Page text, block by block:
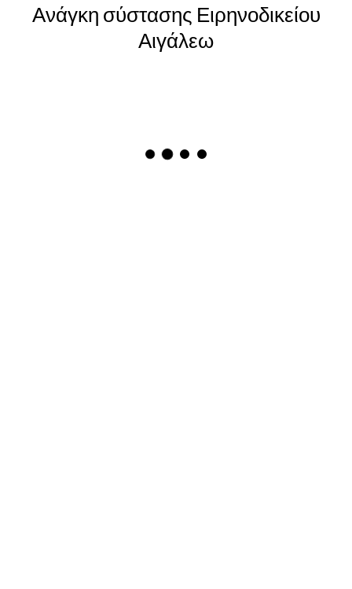
Ανάγκη σύστασης Ειρηνοδικείου
Αιγάλεω